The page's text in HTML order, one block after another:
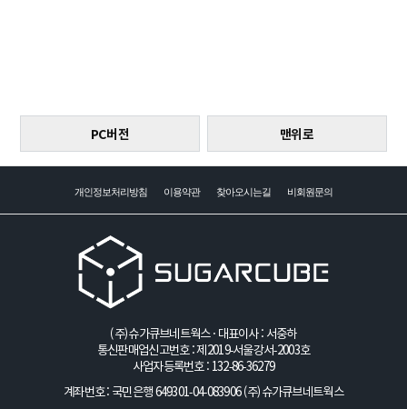
PC버전 맨위로
개인정보처리방침 이용약관 찾아오시는길 비회원문의
(주)슈가큐브네트웍스 · 대표이사 : 서중하
통신판매업신고번호 : 제2019-서울강서-2003호
사업자등록번호 : 132-86-36279
계좌번호 : 국민은행 649301-04-083906 (주)슈가큐브네트웍스